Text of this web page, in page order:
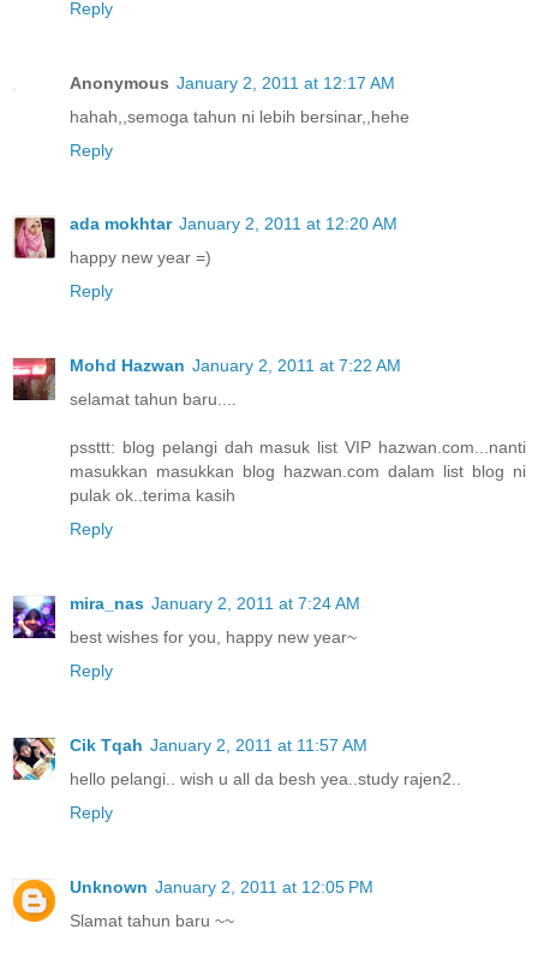
Reply
Anonymous January 2, 2011 at 12:17 AM
hahah,,semoga tahun ni lebih bersinar,,hehe
Reply
ada mokhtar January 2, 2011 at 12:20 AM
happy new year =)
Reply
Mohd Hazwan January 2, 2011 at 7:22 AM
selamat tahun baru....
pssttt: blog pelangi dah masuk list VIP hazwan.com...nanti
masukkan masukkan blog hazwan.com dalam list blog ni
pulak ok..terima kasih
Reply
mira_nas January 2, 2011 at 7:24 AM
best wishes for you, happy new year~
Reply
Cik Tqah January 2, 2011 at 11:57 AM
hello pelangi.. wish u all da besh yea..study rajen2..
Reply
Unknown January 2, 2011 at 12:05 PM
Slamat tahun baru ~~